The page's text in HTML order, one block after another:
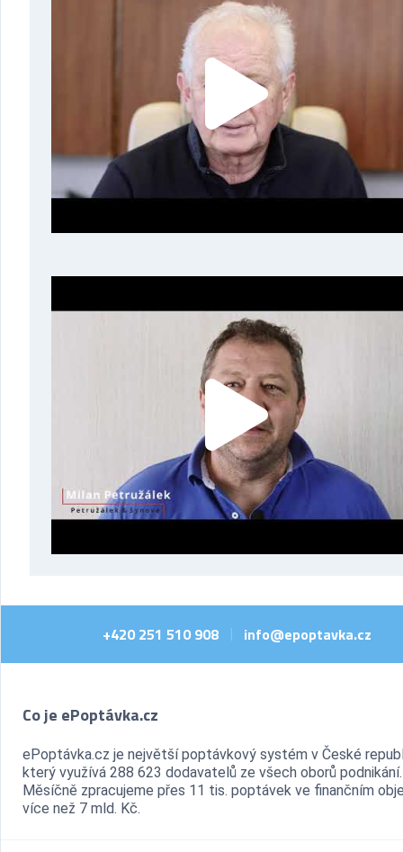
+420 251 510 908 info@epoptavka.cz
Co je ePoptávka.cz
ePoptávka.cz je největší poptávkový systém v České
který využívá 288 623 dodavatelů ze všech oborů podnikání.
Měsíčně zpracujeme přes 11 tis. poptávek ve finančním
více než 7 mld. Kč.